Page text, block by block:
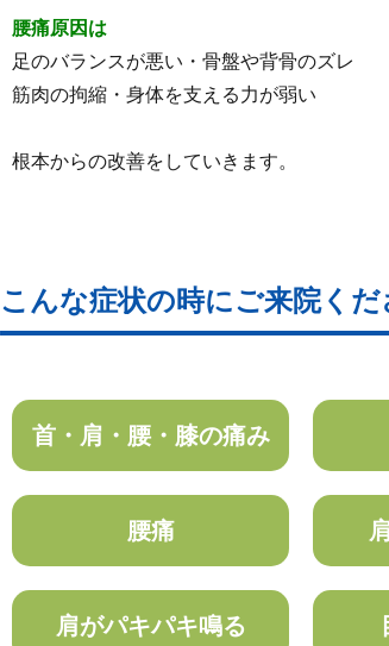
腰痛原因は
足のバランスが悪い・骨盤や背骨のズレ
筋肉の拘縮・身体を支える力が弱い
根本からの改善をしていきます。
こんな症状の時にご来院くだ
首・肩・腰・膝の痛み
腰痛
肩がパキパキ鳴る